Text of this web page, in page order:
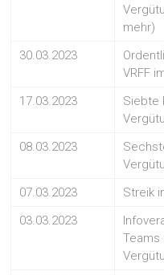
mehr)
30.03.2023
VRFF
17.03.2023
Siebte
08.03.2023
07.03.2023
Streik
03.03.2023
Teams